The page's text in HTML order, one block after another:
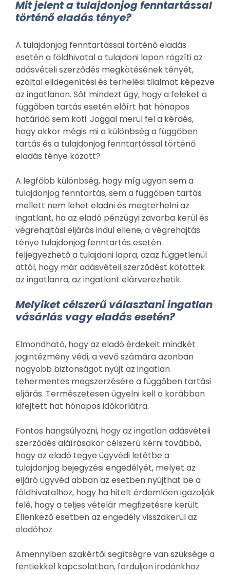
Mit jelent a tulajdonjog fenntartással
történő eladás ténye?
A tulajdonjog fenntartással történő eladás
esetén a földhivatal a tulajdoni lapon rögzíti az
adásvételi szerződés megkötésének tényét,
ezáltal elidegenítési és terhelési tilalmat képezve
az ingatlanon. Sőt mindezt úgy, hogy a feleket a
függőben tartás esetén előírt hat hónapos
határidő sem köti. Joggal merül fel a kérdés,
hogy akkor mégis mi a különbség a függőben
tartás és a tulajdonjog fenntartással történő
eladás ténye között?
A legfőbb különbség, hogy míg ugyan sem a
tulajdonjog fenntartás, sem a függőben tartás
mellett nem lehet eladni és megterhelni az
ingatlant, ha az eladó pénzügyi zavarba kerül és
végrehajtási eljárás indul ellene, a végrehajtás
ténye tulajdonjog fenntartás esetén
feljegyezhető a tulajdoni lapra, azaz függetlenül
attól, hogy már adásvételi szerződést kötöttek
az ingatlanra, az ingatlant elárverezhetik.
Melyiket célszerű választani ingatlan
vásárlás vagy eladás esetén?
Elmondható, hogy az eladó érdekeit mindkét
jogintézmény védi, a vevő számára azonban
nagyobb biztonságot nyújt az ingatlan
tehermentes megszerzésére a függőben tartási
eljárás. Természetesen ügyelni kell a korábban
kifejtett hat hónapos időkorlátra.
Fontos hangsúlyozni, hogy az ingatlan adásvételi
szerződés aláírásakor célszerű kérni továbbá,
hogy az eladó tegye ügyvédi letétbe a
tulajdonjog bejegyzési engedélyét, melyet az
eljáró ügyvéd abban az esetben nyújthat be a
földhivatalhoz, hogy ha hitelt érdemlően igazolják
felé, hogy a teljes vételár megfizetésre került.
Ellenkező esetben az engedély visszakerül az
eladóhoz.
Amennyiben szakértői segítségre van szüksége a
fentiekkel kapcsolatban, forduljon irodánkhoz